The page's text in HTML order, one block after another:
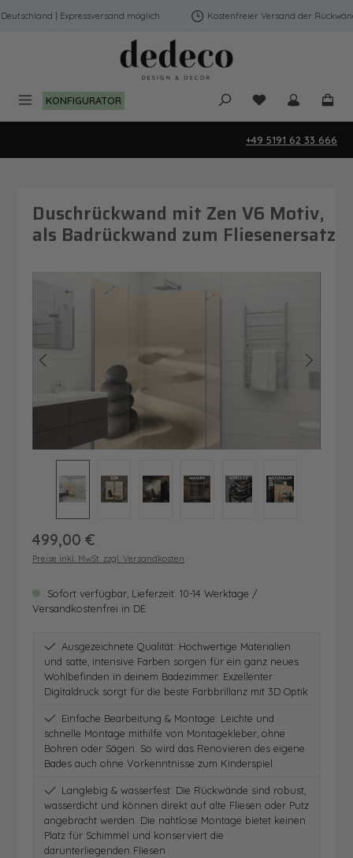
Zum Hauptinhalt springen
| Expressversand möglich Kostenfreier Versand der
KONFIGURATOR Du hast 0
+49 5191 62 33 666
Duschrückwand mit Zen V6 Motiv,
als Badrückwand zum Fliesenersatz
Regulärer Preis:
499,00 €
Preise inkl. MwSt. zzgl. Versandkosten
Sofort verfügbar, Lieferzeit: 10-14 Werktage /
Versandkostenfrei in DE
Ausgezeichnete Qualität: Hochwertige Materialien
und satte, intensive Farben sorgen für ein ganz neues
Wohlbefinden in deinem Badezimmer. Exzellenter
Digitaldruck sorgt für die beste Farbbrillanz mit 3D Optik
Einfache Bearbeitung & Montage: Leichte und
schnelle Montage mithilfe von Montagekleber, ohne
Bohren oder Sägen. So wird das Renovieren des eigene
Bades auch ohne Vorkenntnisse zum Kinderspiel.
Langlebig & wasserfest: Die Rückwände sind robust,
wasserdicht und können direkt auf alte Fliesen oder Putz
angebracht werden. Die nahtlose Montage bietet keinen
Platz für Schimmel und konserviert die
darunterliegenden Fliesen